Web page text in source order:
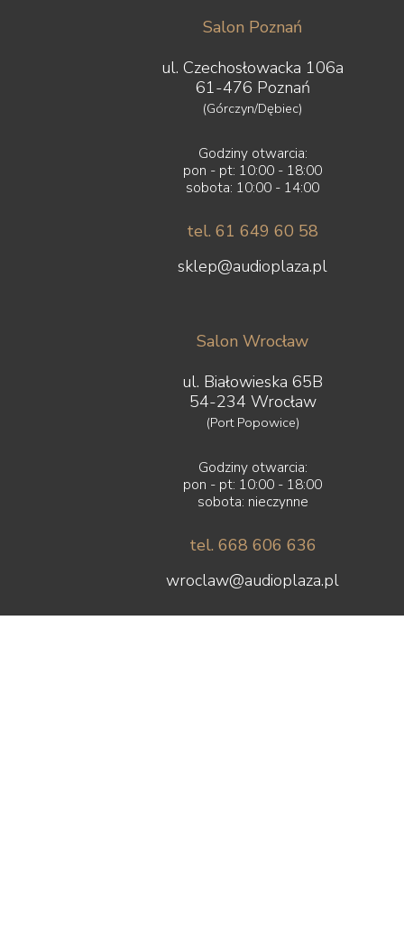
Salon Poznań
ul. Czechosłowacka 106a
61-476 Poznań
(Górczyn/Dębiec)
Godziny otwarcia:
pon - pt: 10:00 - 18:00
sobota: 10:00 - 14:00
tel. 61 649 60 58
sklep@audioplaza.pl
Salon Wrocław
ul. Białowieska 65B
54-234 Wrocław
(Port Popowice)
Godziny otwarcia:
pon - pt: 10:00 - 18:00
sobota: nieczynne
tel. 668 606 636
wroclaw@audioplaza.pl